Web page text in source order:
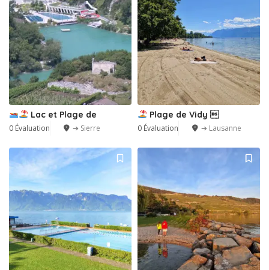
Lac et Plage de
0 Évaluation ➔ Sierre
Plage de Vidy 
0 Évaluation ➔ Lausanne